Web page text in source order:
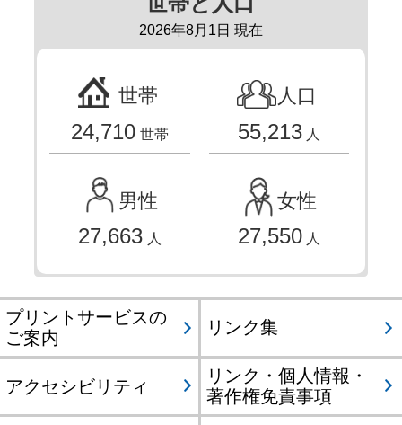
2026年8月1日 現在
世帯
24,710 世帯
人口
55,213 人
男性
27,663 人
女性
27,550 人
プリントサービスの
ご案内
リンク集
アクセシビリティ
リンク・個人情報・
著作権免責事項